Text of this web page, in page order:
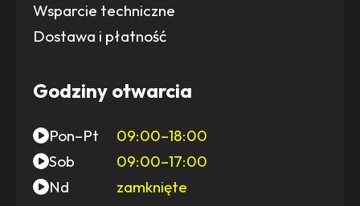
Wsparcie techniczne
Dostawa i płatność
Godziny otwarcia
Pon–Pt
09:00–18:00
Sob
09:00–17:00
Nd
zamknięte